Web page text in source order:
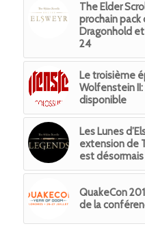
The Elder
prochain
Dragonhold
24
Le troisième
Wolfenstein
disponible
Les Lunes
extension de
est
QuakeCon
de la